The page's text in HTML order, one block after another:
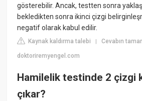
gösterebilir. Ancak, testten sonra
bekledikten sonra ikinci çizgi
negatif olarak kabul edilir.
Kaynak kaldırma talebi |Cevabın
doktoriremyengel.com
Hamilelik testinde 2 çizgi
çıkar?